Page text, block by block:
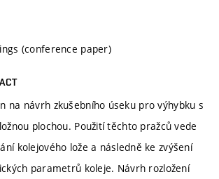
(conference paper)
na návrh zkušebního úseku pro výhybku s
plochou. Použití těchto pražců vede
kolejového lože a následně ke zvýšení
parametrů koleje. Návrh rozložení